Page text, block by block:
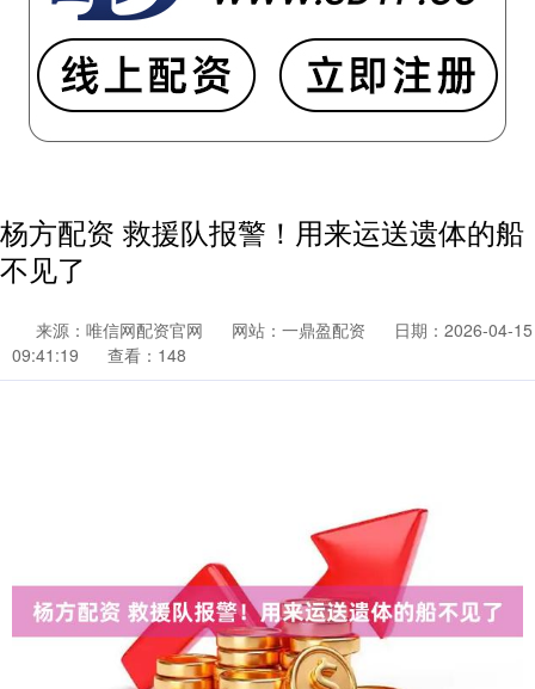
杨方配资 救援队报警！用来运送遗体的船
不见了
来源：唯信网配资官网 网站：一鼎盈配资
日期：2026-04-15
09:41:19
查看：148